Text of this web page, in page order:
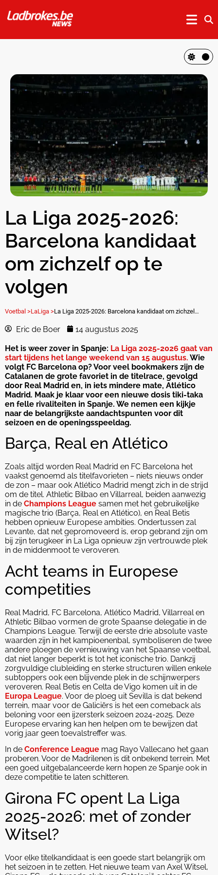
La Liga 2025-2026:
Barcelona kandidaat
om zichzelf op te
volgen
Voetbal >LaLiga > La Liga 2025-2026: Barcelona kandidaat om zichzelf op te volgen
Eric de Boer 14 augustus 2025
Het is weer zover in Spanje: La Liga 2025-2026 gaat van
start tijdens het lange weekend van 15 augustus. Wie
volgt FC Barcelona op? Voor veel bookmakers zijn de
Catalanen de grote favoriet in de titelrace, gevolgd
door Real Madrid en, in iets mindere mate, Atlético
Madrid. Maak je klaar voor een nieuwe dosis tiki-taka
en felle rivaliteiten in Spanje. We nemen een kijkje
naar de belangrijkste aandachtspunten voor dit
seizoen en de openingsspeeldag.
Barça, Real en Atlético
Zoals altijd worden Real Madrid en FC Barcelona het
vaakst genoemd als titelfavorieten – niets nieuws onder
de zon – maar ook Atlético Madrid mengt zich in de strijd
om de titel. Athletic Bilbao en Villarreal, beiden aanwezig
in de Champions League samen met het gebruikelijke
magische trio (Barça, Real en Atlético), en Real Betis
hebben opnieuw Europese ambities. Ondertussen zal
Levante, dat net gepromoveerd is, erop gebrand zijn om
bij zijn terugkeer in La Liga opnieuw zijn vertrouwde plek
in de middenmoot te veroveren.
Acht teams in Europese
competities
Real Madrid, FC Barcelona, Atlético Madrid, Villarreal en
Athletic Bilbao vormen de grote Spaanse delegatie in de
Champions League. Terwijl de eerste drie absolute vaste
waarden zijn in het kampioenenbal, symboliseren de twee
andere ploegen de vernieuwing van het Spaanse voetbal,
dat niet langer beperkt is tot het iconische trio. Dankzij
zorgvuldige clubleiding en sterke structuren willen enkele
subtoppers ook een blijvende plek in de schijnwerpers
veroveren. Real Betis en Celta de Vigo komen uit in de
Europa League. Voor de ploeg uit Sevilla is dat bekend
terrein, maar voor de Galiciërs is het een comeback als
beloning voor een ijzersterk seizoen 2024-2025. Deze
Europese ervaring kan hen helpen om te bewijzen dat
vorig jaar geen toevalstreffer was.
In de Conference League mag Rayo Vallecano het gaan
proberen. Voor de Madrilenen is dit onbekend terrein. Met
een goed uitgebalanceerde kern hopen ze Spanje ook in
deze competitie te laten schitteren.
Girona FC opent La Liga
2025-2026: met of zonder
Witsel?
Voor elke titelkandidaat is een goede start belangrijk om
het seizoen in te zetten. Het nieuwe team van Axel Witsel,